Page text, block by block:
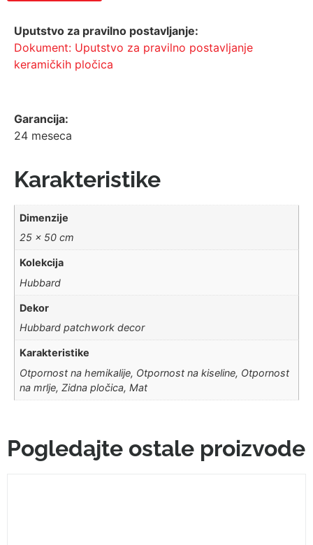
Uputstvo za pravilno postavljanje:
Dokument: Uputstvo za pravilno postavljanje
keramičkih pločica
Garancija:
24 meseca
Karakteristike
Dimenzije
25 × 50 cm
Kolekcija
Hubbard
Dekor
Hubbard patchwork decor
Karakteristike
Otpornost na hemikalije, Otpornost na kiseline, Otpornost
na mrlje, Zidna pločica, Mat
Pogledajte ostale proizvode